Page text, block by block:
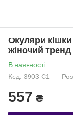
Окуляри кішки
жіночий
В наявності
Код: 3903 C1
557 ₴